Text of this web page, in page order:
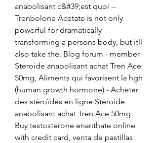
anabolisant c&#39;est quoi --
Trenbolone Acetate is not only
powerful for dramatically
transforming a persons body, but itll
also take the. Blog forum - member
Steroide anabolisant achat Tren Ace
50mg, Aliments qui favorisent la hgh
(human growth hormone) - Acheter
des stéroïdes en ligne Steroide
anabolisant achat Tren Ace 50mg
Buy testosterone enanthate online
with credit card, venta de pastillas